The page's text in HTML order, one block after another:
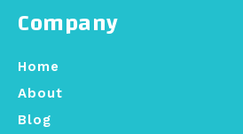
Company
Home
About
Blog